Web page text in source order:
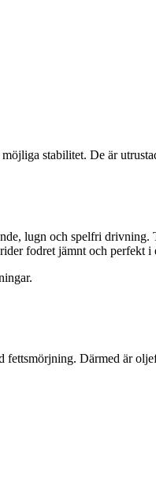
stabilitet. De är
lugn och spelfri drivning.
fodret jämnt och perfekt i
fettsmörjning. Därmed är